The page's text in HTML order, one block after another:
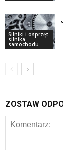
Silniki i osprzęt
silnika
samochodu
ZOSTAW